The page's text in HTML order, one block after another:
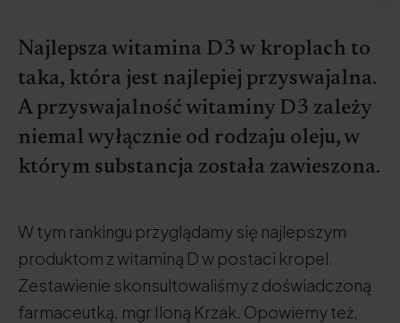
Najlepsza witamina D3 w kroplach to
taka, która jest najlepiej przyswajalna.
A przyswajalność witaminy D3 zależy
niemal wyłącznie od rodzaju oleju, w
którym substancja została zawieszona.
W tym rankingu przyglądamy się najlepszym
produktom z witaminą D w postaci kropel.
Zestawienie skonsultowaliśmy z doświadczoną
farmaceutką, mgr Iloną Krzak. Opowiemy też,